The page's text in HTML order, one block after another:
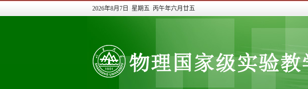
2026年8月7日 星期五 丙午年六月廿五